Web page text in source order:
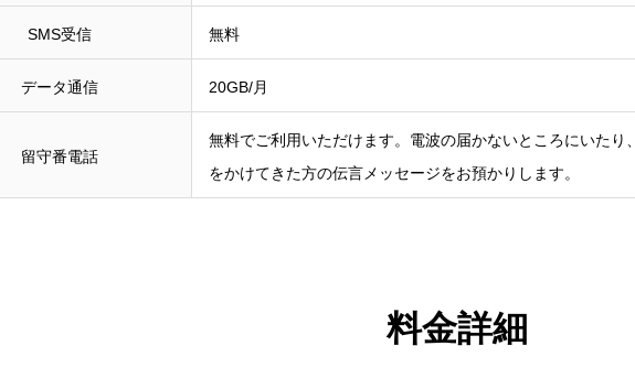
SMS受信 無料
データ通信 20GB/月
留守番電話
無料でご利用いただけます。電波の届かないところにいた
をかけてきた方の伝言メッセージをお預かりします。
料金詳細